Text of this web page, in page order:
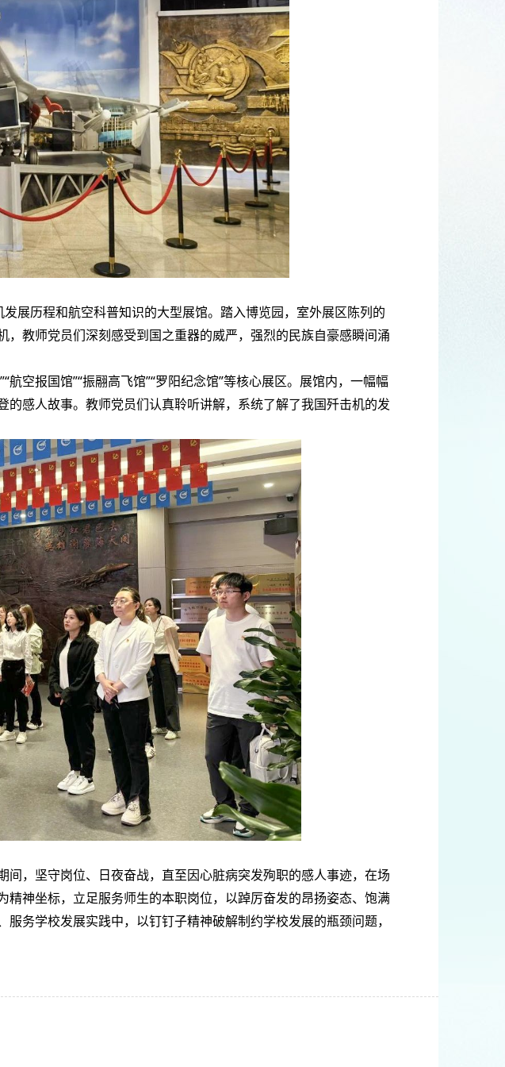
展历程和航空科普知识的大型展馆。踏入博览园，室外展区陈列的
教师党员们深刻感受到国之重器的威严，强烈的民族自豪感瞬间涌
空报国馆”“振翮高飞馆”“罗阳纪念馆”等核心展区。展馆内，一幅幅
感人故事。教师党员们认真聆听讲解，系统了解了我国歼击机的发
，坚守岗位、日夜奋战，直至因心脏病突发殉职的感人事迹，在场
神坐标，立足服务师生的本职岗位，以踔厉奋发的昂扬姿态、饱满
务学校发展实践中，以钉钉子精神破解制约学校发展的瓶颈问题，